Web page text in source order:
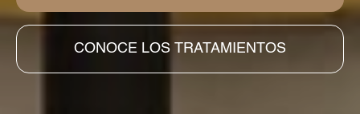
CONOCE LOS TRATAMIENTOS